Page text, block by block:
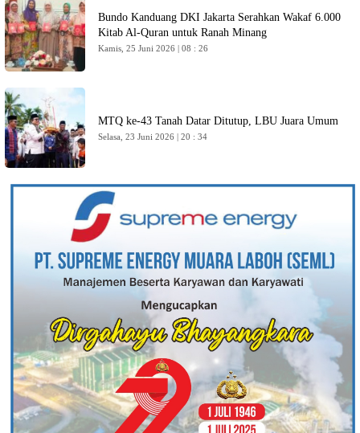
Bundo Kanduang DKI Jakarta Serahkan Wakaf 6.000
Kitab Al-Quran untuk Ranah Minang
Kamis, 25 Juni 2026 | 08 : 26
MTQ ke-43 Tanah Datar Ditutup, LBU Juara Umum
Selasa, 23 Juni 2026 | 20 : 34